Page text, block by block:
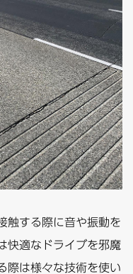
触する際に音や振動を
快適なドライブを邪魔
際は様々な技術を使い